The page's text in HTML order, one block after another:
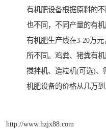
有机肥设备根据原料的
也不同，不同产量的有
有机肥生产线在3-20万
所不同。鸡粪、猪粪有
搅拌机、造粒机(可选)、
机肥设备的价格从几万到
http://www.hzjx88.com